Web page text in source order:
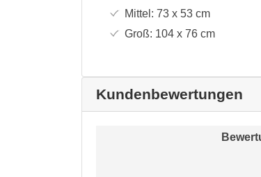
Mittel: 73 x 53cm
Groß: 104 x 76cm
Kundenbewertungen